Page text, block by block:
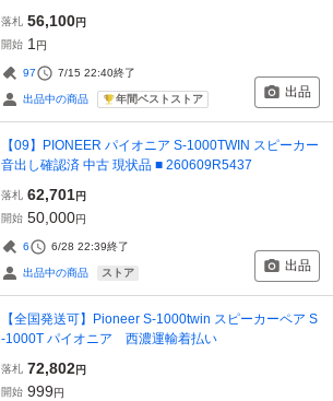
落札 56,100円
開始 1 円
97 7/15 22:40終了
出品中の商品 年間ベストストア 出品
【09】PIONEER パイオニア S-1000TWIN スピーカー
音出し確認済 中古 現状品 ■ 260609R5437
落札 62,701円
開始 50,000円
6 6/28 22:39終了
出品中の商品 ストア 出品
【全国発送可】Pioneer S-1000twin スピーカーペア S
-1000T パイオニア 西濃運輸着払い
落札 72,802円
開始 999円